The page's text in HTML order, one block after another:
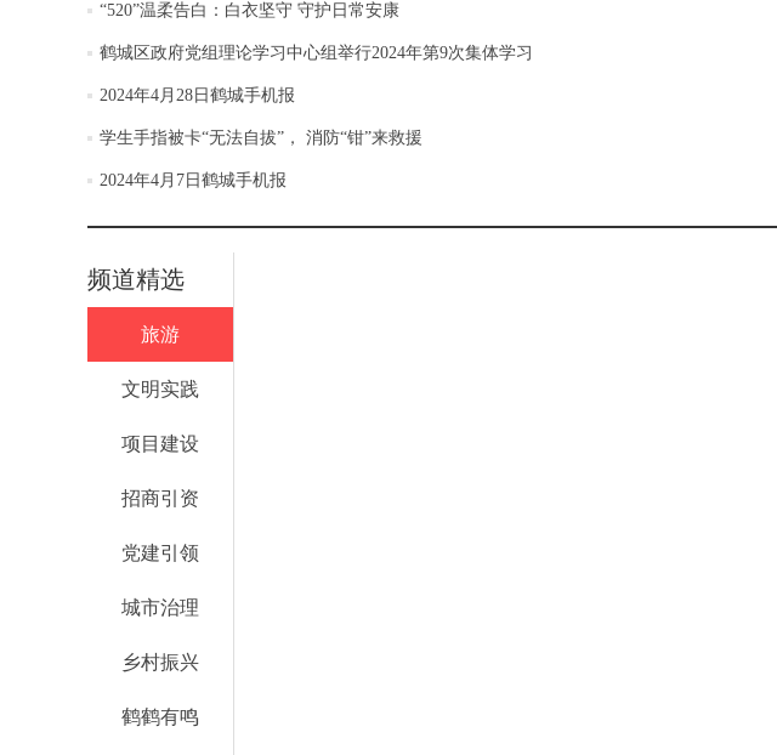
“520”温柔告白：白衣坚守 守护日常安康
鹤城区政府党组理论学习中心组举行2024年第9次集体学习
2024年4月28日鹤城手机报
学生手指被卡“无法自拔”， 消防“钳”来救援
2024年4月7日鹤城手机报
频道精选
旅游
文明实践
项目建设
招商引资
党建引领
城市治理
乡村振兴
鹤鹤有鸣